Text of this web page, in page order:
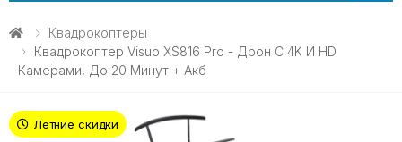
Квадрокоптеры
Квадрокоптер Visuo XS816 Pro - Дрон С 4K И HD
Камерами, До 20 Минут + Акб
Летние скидки